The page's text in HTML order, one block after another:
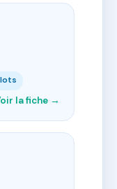
la fiche →